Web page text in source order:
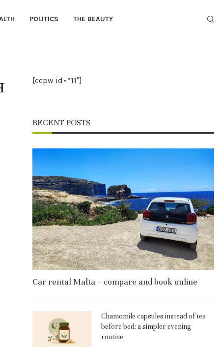
POLITICS THE BEAUTY
[ccpw id=”11″]
RECENT POSTS
Car rental Malta – compare and book online
Chamomile capsules instead of tea
before bed: a simpler evening
routine